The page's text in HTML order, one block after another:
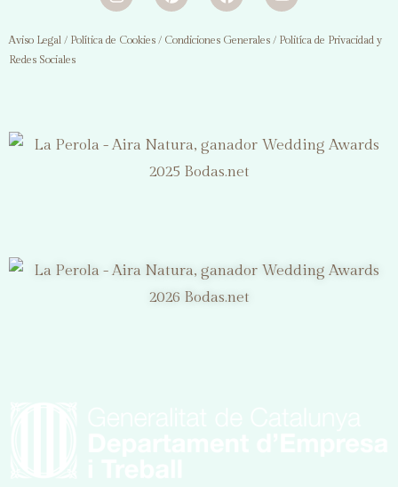
Aviso Legal / Política de Cookies / Condiciones Generales / Politíca de Privacidad y
Redes Sociales